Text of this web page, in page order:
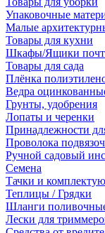
Упаковочные
Малые
Товары для кухни
Шкафы/Ящики
Товары для сада
Плёнка
Ведра
Грунты, удобрения
Лопаты и черенки
Принадлежности
Проволока
Ручной садовый
Семена
Тачки и
Теплицы / Грядки
Шланги
Лески для